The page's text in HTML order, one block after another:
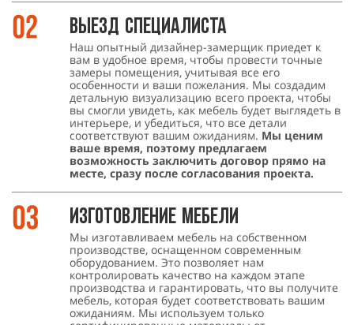
Выезд специалиста
Наш опытный дизайнер-замерщик приедет к
вам в удобное время, чтобы провести точные
замеры помещения, учитывая все его
особенности и ваши пожелания. Мы создадим
детальную визуализацию всего проекта, чтобы
вы смогли увидеть, как мебель будет выглядеть в
интерьере, и убедиться, что все детали
соответствуют вашим ожиданиям. Мы ценим
ваше время, поэтому предлагаем
возможность заключить договор прямо на
месте, сразу после согласования проекта.
Изготовление мебели
Мы изготавливаем мебель на собственном
производстве, оснащенном современным
оборудованием. Это позволяет нам
контролировать качество на каждом этапе
производства и гарантировать, что вы получите
мебель, которая будет соответствовать вашим
ожиданиям. Мы используем только